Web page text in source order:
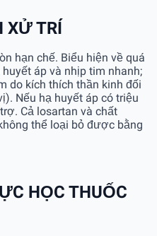
XỬ TRÍ
hạn chế. Biểu hiện về quá
áp và nhịp tim nhanh;
do kích thích thần kinh đối
Nếu hạ huyết áp có triệu
Cả losartan và chất
thể loại bỏ được bằng
HỌC THUỐC